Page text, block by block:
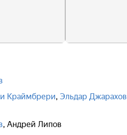
Краймбрери, Эльдар Джарахов
, Андрей Липов